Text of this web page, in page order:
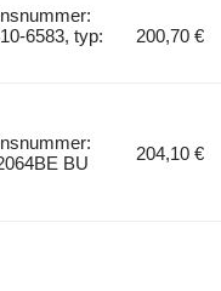
6583, typ:
200,70 €
BU
204,10 €